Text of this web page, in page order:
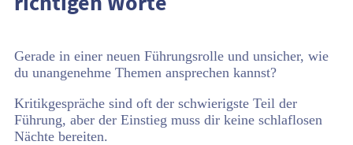
Gerade in einer neuen Führungsrolle und unsicher, wie
du unangenehme Themen ansprechen kannst?
Kritikgespräche sind oft der schwierigste Teil der
Führung, aber der Einstieg muss dir keine schlaflosen
Nächte bereiten.